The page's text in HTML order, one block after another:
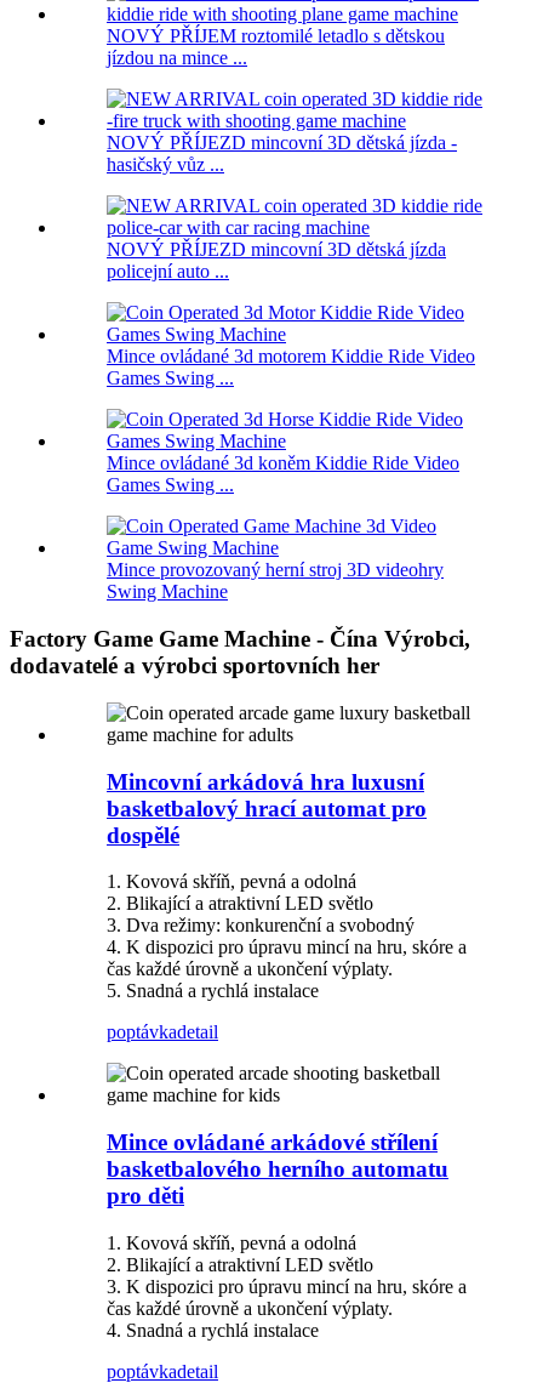
NOVÝ PŘÍJEM roztomilé letadlo s dětskou
jízdou na mince ...
NOVÝ PŘÍJEZD mincovní 3D dětská jízda -
hasičský vůz ...
NOVÝ PŘÍJEZD mincovní 3D dětská jízda
policejní auto ...
Mince ovládané 3d motorem Kiddie Ride Video
Games Swing ...
Mince ovládané 3d koněm Kiddie Ride Video
Games Swing ...
Mince provozovaný herní stroj 3D videohry
Swing Machine
Factory Game Game Machine - Čína Výrobci,
dodavatelé a výrobci sportovních her
Mincovní arkádová hra luxusní
basketbalový hrací automat pro
dospělé
1. Kovová skříň, pevná a odolná
2. Blikající a atraktivní LED světlo
3. Dva režimy: konkurenční a svobodný
4. K dispozici pro úpravu mincí na hru, skóre a
čas každé úrovně a ukončení výplaty.
5. Snadná a rychlá instalace
poptávkadetail
Mince ovládané arkádové střílení
basketbalového herního automatu
pro děti
1. Kovová skříň, pevná a odolná
2. Blikající a atraktivní LED světlo
3. K dispozici pro úpravu mincí na hru, skóre a
čas každé úrovně a ukončení výplaty.
4. Snadná a rychlá instalace
poptávkadetail